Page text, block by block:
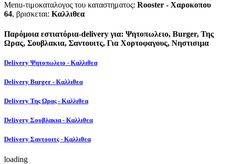
Menu-τιμοκαταλογος του καταστηματος: Rooster - Χαροκοπου
64, βρισκεται: Καλλιθεα
Παρόμοια εστιατόρια-delivery για: Ψητοπωλειο, Burger, Της
Ωρας, Σουβλακια, Σαντουιτς, Για Χορτοφαγους, Νηστισιμα
Delivery Ψητοπωλειο - Καλλιθεα
Delivery Burger - Καλλιθεα
Delivery Της Ωρας - Καλλιθεα
Delivery Σουβλακια - Καλλιθεα
Delivery Σαντουιτς - Καλλιθεα
loading